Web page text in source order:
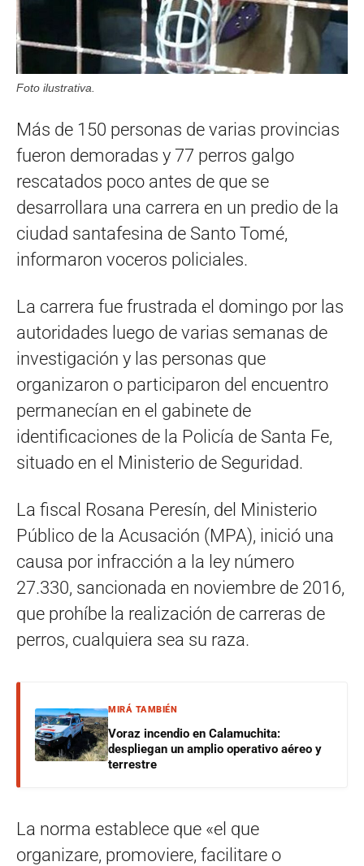
Foto ilustrativa.
Más de 150 personas de varias provincias
fueron demoradas y 77 perros galgo
rescatados poco antes de que se
desarrollara una carrera en un predio de la
ciudad santafesina de Santo Tomé,
informaron voceros policiales.
La carrera fue frustrada el domingo por las
autoridades luego de varias semanas de
investigación y las personas que
organizaron o participaron del encuentro
permanecían en el gabinete de
identificaciones de la Policía de Santa Fe,
situado en el Ministerio de Seguridad.
La fiscal Rosana Peresín, del Ministerio
Público de la Acusación (MPA), inició una
causa por infracción a la ley número
27.330, sancionada en noviembre de 2016,
que prohíbe la realización de carreras de
perros, cualquiera sea su raza.
MIRÁ TAMBIÉN
Voraz incendio en Calamuchita:
despliegan un amplio operativo aéreo y
terrestre
La norma establece que «el que
organizare, promoviere, facilitare o